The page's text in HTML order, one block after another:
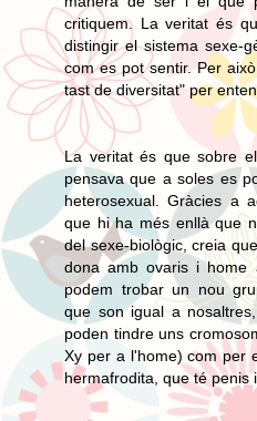
critiquem. La veritat és
distingir el sistema sexe-
com es pot sentir. Per
tast de diversitat" per
La veritat és que sobre
pensava que a soles es
heterosexual. Gràcies a
que hi ha més enllà que
del sexe-biològic, creia
dona amb ovaris i home
podem trobar un nou
que son igual a
poden tindre uns
Xy per a l'home) com per
hermafrodita, que té penis